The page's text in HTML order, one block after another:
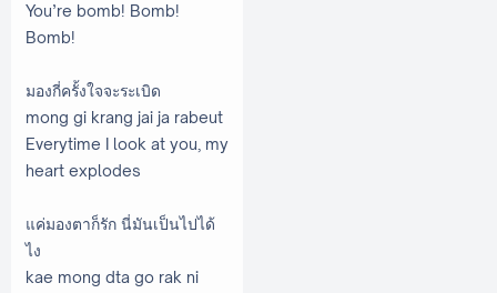
You’re bomb! Bomb!
Bomb!
มองกี่ครั้งใจจะระเบิด
mong gi krang jai ja rabeut
Everytime I look at you, my
heart explodes
แค่มองตาก็รัก นี่มันเป็นไปได้
ไง
kae mong dta go rak ni